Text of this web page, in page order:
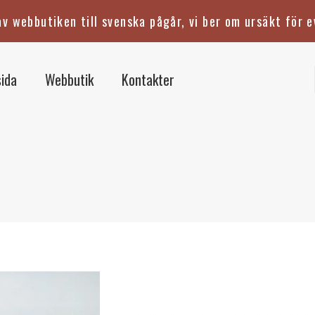
webbutiken till svenska pågår, vi ber om ursäkt för
Webbutik Kontakter